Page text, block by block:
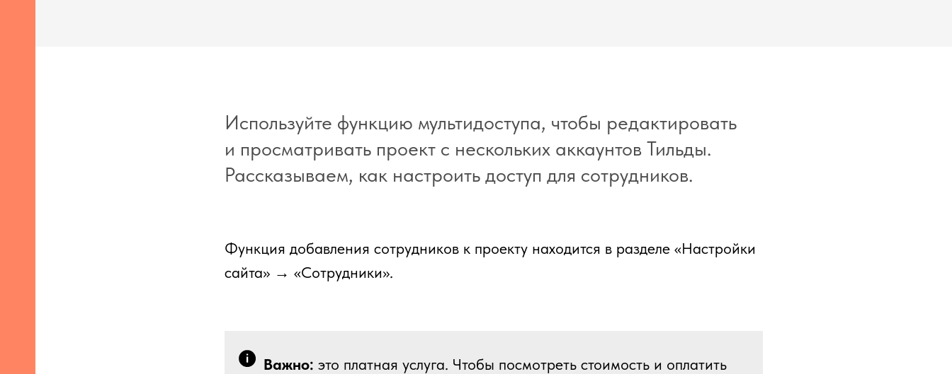
Используйте функцию мультидоступа, чтобы редактировать
и просматривать проект с нескольких аккаунтов Тильды.
Рассказываем, как настроить доступ для сотрудников.
Функция добавления сотрудников к проекту находится в разделе «Настройки
сайта» → «Сотрудники».
Важно: это платная услуга. Чтобы посмотреть стоимость и оплатить